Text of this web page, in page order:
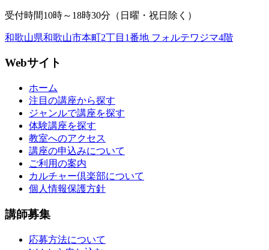
受付時間10時～18時30分（日曜・祝日除く）
和歌山県和歌山市本町2丁目1番地 フォルテワジマ4階
Webサイト
ホーム
注目の講座から探す
ジャンルで講座を探す
体験講座を探す
教室へのアクセス
講座の申込みについて
ご利用の案内
カルチャー倶楽部について
個人情報保護方針
講師募集
応募方法について